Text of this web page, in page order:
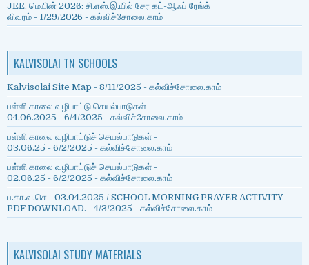
JEE. மெயின் 2026: சி.எஸ்.இ.யில் சேர கட்-ஆஃப் ரேங்க்
விவரம் - 1/29/2026 - கல்விச்சோலை.காம்
KALVISOLAI TN SCHOOLS
Kalvisolai Site Map - 8/11/2025 - கல்விச்சோலை.காம்
பள்ளி காலை வழிபாட்டு செயல்பாடுகள் -
04.06.2025 - 6/4/2025 - கல்விச்சோலை.காம்
பள்ளி காலை வழிபாட்டுச் செயல்பாடுகள் -
03.06.25 - 6/2/2025 - கல்விச்சோலை.காம்
பள்ளி காலை வழிபாட்டுச் செயல்பாடுகள் -
02.06.25 - 6/2/2025 - கல்விச்சோலை.காம்
ப.கா.வ.செ - 03.04.2025 / SCHOOL MORNING PRAYER ACTIVITY
PDF DOWNLOAD. - 4/3/2025 - கல்விச்சோலை.காம்
KALVISOLAI STUDY MATERIALS